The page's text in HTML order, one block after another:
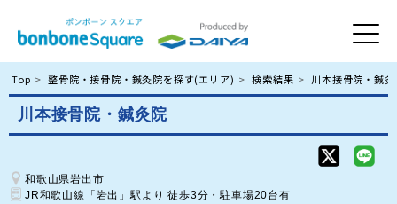
Top 整骨院・接骨院・鍼灸院を探す(エリア) 検索結果 川本接骨院・鍼
川本接骨院・鍼灸院
和歌山県岩出市
JR和歌山線「岩出」駅より 徒歩3分・駐車場20台有